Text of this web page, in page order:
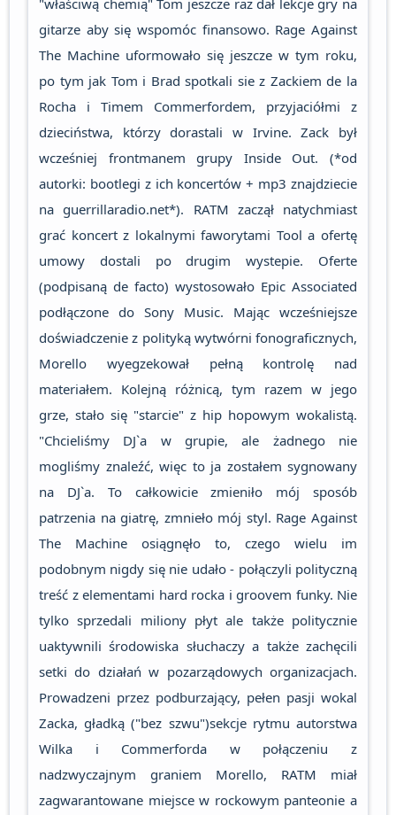
"właściwą chemią" Tom jeszcze raz dał lekcje gry na
gitarze aby się wspomóc finansowo. Rage Against
The Machine uformowało się jeszcze w tym roku,
po tym jak Tom i Brad spotkali sie z Zackiem de la
Rocha i Timem Commerfordem, przyjaciółmi z
dzieciństwa, którzy dorastali w Irvine. Zack był
wcześniej frontmanem grupy Inside Out. (*od
autorki: bootlegi z ich koncertów + mp3 znajdziecie
na guerrillaradio.net*). RATM zaczął natychmiast
grać koncert z lokalnymi faworytami Tool a ofertę
umowy dostali po drugim wystepie. Oferte
(podpisaną de facto) wystosowało Epic Associated
podłączone do Sony Music. Mając wcześniejsze
doświadczenie z polityką wytwórni fonograficznych,
Morello wyegzekował pełną kontrolę nad
materiałem. Kolejną różnicą, tym razem w jego
grze, stało się "starcie" z hip hopowym wokalistą.
"Chcieliśmy DJ`a w grupie, ale żadnego nie
mogliśmy znaleźć, więc to ja zostałem sygnowany
na DJ`a. To całkowicie zmieniło mój sposób
patrzenia na giatrę, zmnieło mój styl. Rage Against
The Machine osiągnęło to, czego wielu im
podobnym nigdy się nie udało - połączyli polityczną
treść z elementami hard rocka i groovem funky. Nie
tylko sprzedali miliony płyt ale także politycznie
uaktywnili środowiska słuchaczy a także zachęcili
setki do działań w pozarządowych organizacjach.
Prowadzeni przez podburzający, pełen pasji wokal
Zacka, gładką ("bez szwu")sekcje rytmu autorstwa
Wilka i Commerforda w połączeniu z
nadzwyczajnym graniem Morello, RATM miał
zagwarantowane miejsce w rockowym panteonie a